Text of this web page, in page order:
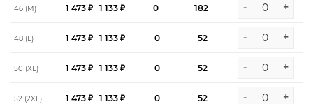
46 (M) 1 473 ₽ 1 133 ₽ 0 182 - +
48 (L) 1 473 ₽ 1 133 ₽ 0 52 - +
50 (XL) 1 473 ₽ 1 133 ₽ 0 52 - +
52 (2XL) 1 473 ₽ 1 133 ₽ 0 52 - +